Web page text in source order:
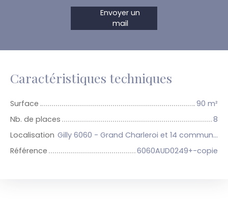
Envoyer un
mail
Caractéristiques techniques
Surface 90 m²
Nb. de places
8
Localisation
Gilly 6060 - Grand Charleroi et 14 communes
Référence
6060AUD0249+-copie